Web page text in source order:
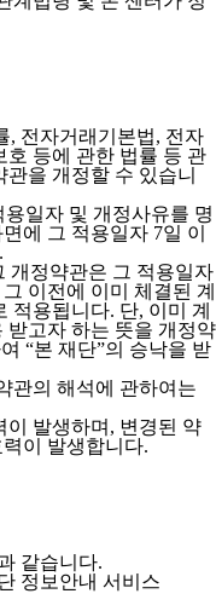
, 전자거래기본법, 전자
등에 관한 법률 등 관
을 개정할 수 있습니
일자 및 개정사유를 명
에 그 적용일자 7일 이
개정약관은 그 적용일자
이전에 이미 체결된 계
적용됩니다. 단, 이미 계
받고자 하는 뜻을 개정약
“본 재단”의 승낙을 받
관의 해석에 관하여는
이 발생하며, 변경된 약
이 발생합니다.
같습니다.
정보안내 서비스